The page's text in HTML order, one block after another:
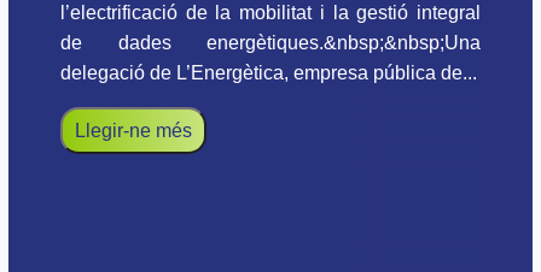
l’electrificació de la mobilitat i la gestió integral
de dades energètiques.&nbsp;&nbsp;Una
delegació de L’Energètica, empresa pública de...
Llegir-ne més